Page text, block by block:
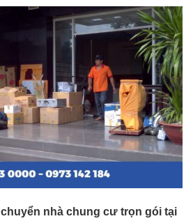
chuyển nhà chung cư trọn gói tại